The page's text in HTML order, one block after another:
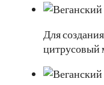
Для
цитрусовый